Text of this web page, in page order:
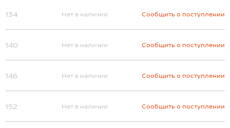
134 Нет в наличии Сообщить о поступлении
140 Нет в наличии Сообщить о поступлении
146 Нет в наличии Сообщить о поступлении
152 Нет в наличии Сообщить о поступлении